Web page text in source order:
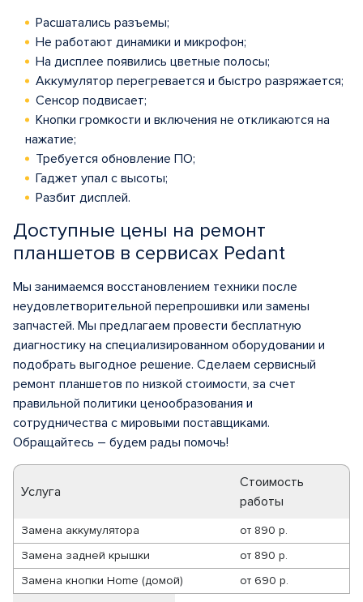
Расшатались разъемы;
Не работают динамики и микрофон;
На дисплее появились цветные полосы;
Аккумулятор перегревается и быстро разряжается;
Сенсор подвисает;
Кнопки громкости и включения не откликаются на
нажатие;
Требуется обновление ПО;
Гаджет упал с высоты;
Разбит дисплей.
Доступные цены на ремонт
планшетов в сервисах Pedant
Мы занимаемся восстановлением техники после
неудовлетворительной перепрошивки или замены
запчастей. Мы предлагаем провести бесплатную
диагностику на специализированном оборудовании и
подобрать выгодное решение. Сделаем сервисный
ремонт планшетов по низкой стоимости, за счет
правильной политики ценообразования и
сотрудничества с мировыми поставщиками.
Обращайтесь – будем рады помочь!
Услуга
Стоимость
работы
Замена аккумулятора от 890 р.
Замена задней крышки
от 890 р.
Замена кнопки Home (домой)
от 690 р.